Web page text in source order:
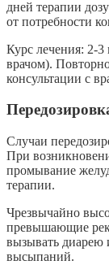
дней терапии
от потребности
Курс лечения: 2-3
врачом).
консультации с
Случаи
При
промывание
терапии.
Чрезвычайно
превышающие
вызывать диарею
высыпаний.